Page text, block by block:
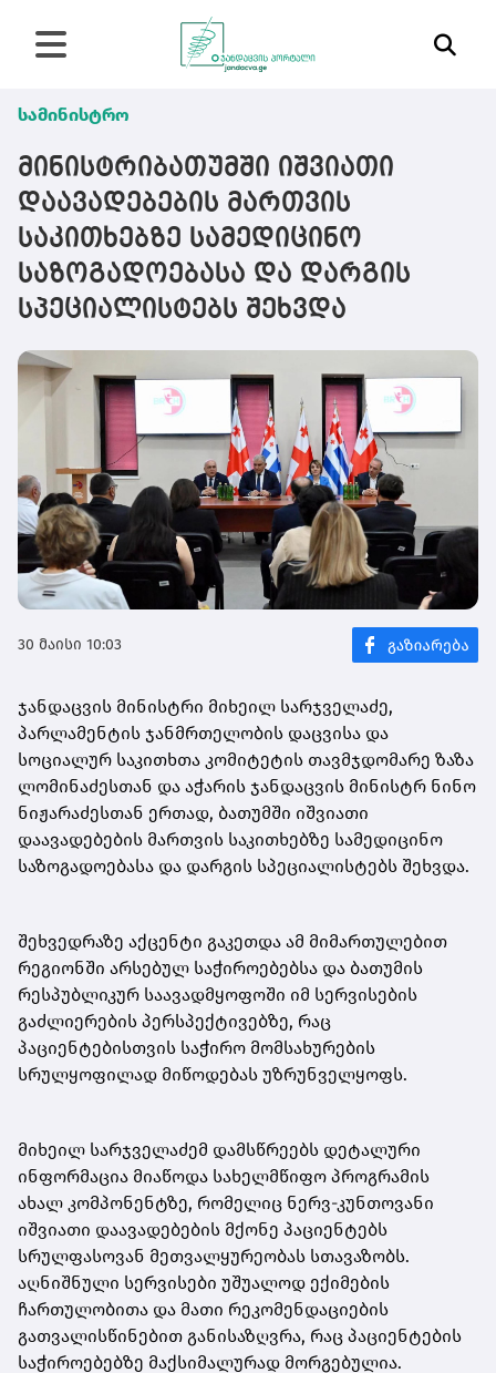
სამინისტრო
მინისტრიბათუმში იშვიათი
დაავადებების მართვის
საკითხებზე სამედიცინო
საზოგადოებასა და დარგის
სპეციალისტებს შეხვდა
30 მაისი 10:03
ჯანდაცვის მინისტრი მიხეილ სარჯველაძე,
პარლამენტის ჯანმრთელობის დაცვისა და
სოციალურ საკითხთა კომიტეტის თავმჯდომარე ზაზა
ლომინაძესთან და აჭარის ჯანდაცვის მინისტრ ნინო
ნიჟარაძესთან ერთად, ბათუმში იშვიათი
დაავადებების მართვის საკითხებზე სამედიცინო
საზოგადოებასა და დარგის სპეციალისტებს შეხვდა.
შეხვედრაზე აქცენტი გაკეთდა ამ მიმართულებით
რეგიონში არსებულ საჭიროებებსა და ბათუმის
რესპუბლიკურ საავადმყოფოში იმ სერვისების
გაძლიერების პერსპექტივებზე, რაც
პაციენტებისთვის საჭირო მომსახურების
სრულყოფილად მიწოდებას უზრუნველყოფს.
მიხეილ სარჯველაძემ დამსწრეებს დეტალური
ინფორმაცია მიაწოდა სახელმწიფო პროგრამის
ახალ კომპონენტზე, რომელიც ნერვ-კუნთოვანი
იშვიათი დაავადებების მქონე პაციენტებს
სრულფასოვან მეთვალყურეობას სთავაზობს.
აღნიშნული სერვისები უშუალოდ ექიმების
ჩართულობითა და მათი რეკომენდაციების
გათვალისწინებით განისაზღვრა, რაც პაციენტების
საჭიროებებზე მაქსიმალურად მორგებულია.